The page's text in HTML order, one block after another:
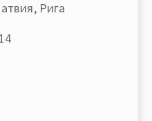
Рига